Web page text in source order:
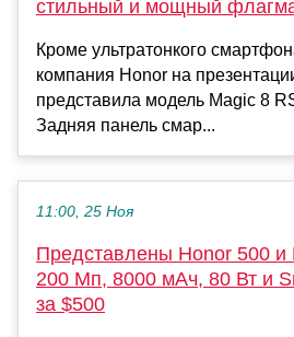
стильный и мощный
Кроме ультратонкого
компания Honor на
представила модель Magic 8
Задняя панель смар...
11:00, 25 Ноя
Представлены Honor 500 и
200 Мп, 8000 мАч, 80 Вт и
за $500